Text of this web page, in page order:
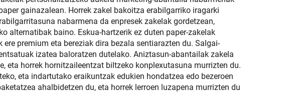
gainazalean. Horrek zakel bakoitza erabilgarriko iragarki
nabarmena da enpresek zakelak gordetzean,
alternatibak baino. Eskua-hartzerik ez duten paper-zakelak
premium eta bereziak dira bezala sentiarazten du. Salgai-
izatea baloratzen dutelako. Aniztasun-abantailak zakela
eta horrek hornitzaileentzat biltzeko konplexutasuna murrizten du.
eta indartutako eraikuntzak edukien hondatzea edo bezeroen
ahalbidetzen du, eta horrek lerroen luzapena murrizten du